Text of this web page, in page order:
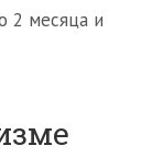
2 месяца и